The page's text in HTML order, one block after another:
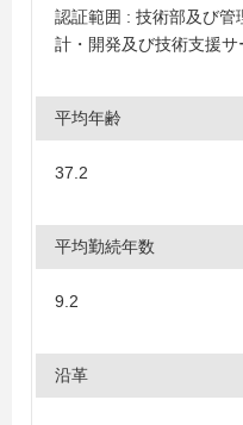
認証範囲 : 技術部及び管
計・開発及び技術支援サ
平均年齢
37.2
平均勤続年数
9.2
沿革